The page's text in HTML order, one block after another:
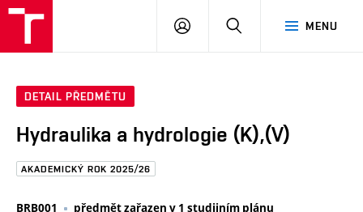
Brno
MENU
PŘIHLÁSIT
DETAIL PŘEDMĚTU
Hydraulika a hydrologie (K),(V)
AKADEMICKÝ ROK 2025/26
BRB001 předmět zařazen v 1 studijním plánu